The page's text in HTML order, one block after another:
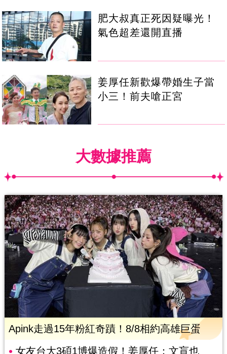
肥大叔真正死因疑曝光！
氣色超差還開直播
姜厚任新歡爆帶婚生子當
小三！前夫嗆正宮
大數據推薦
Apink走過15年粉紅奇蹟！8/8相約高雄巨蛋
女友台大3碩1博爆造假！姜厚任：文盲也